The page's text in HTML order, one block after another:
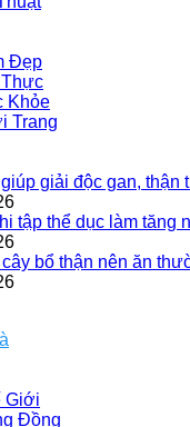
Đẹp
Khỏe
Trang
giải độc gan, thận
tập thể dục làm tăng
bổ thận nên ăn
Giới
Đồng